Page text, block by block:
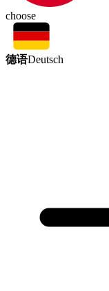
choose
德语Deutsch